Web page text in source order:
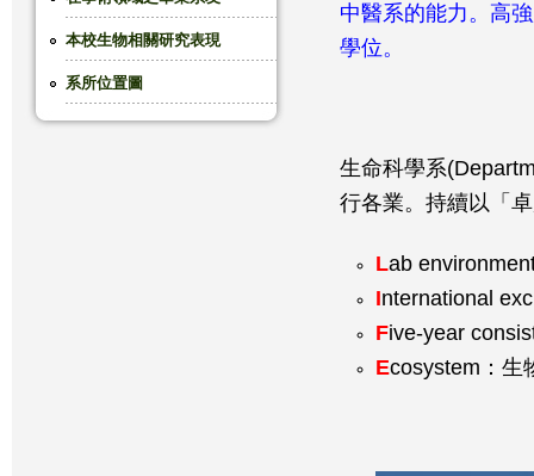
本校生物相關研究表現
系所位置圖
中醫系的能力。高
學位。
生命科學系
行各業。持續以「
Lab
International
Five-year
Ecosystem：生